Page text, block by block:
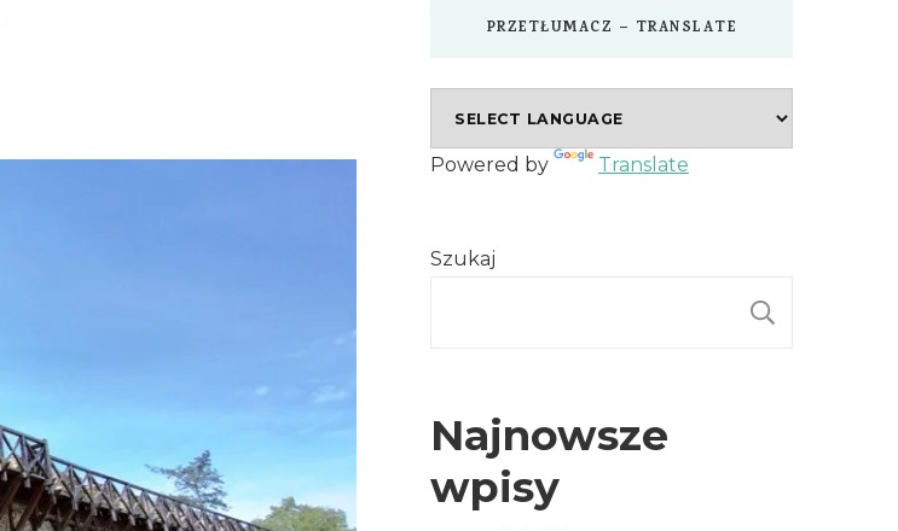
PRZETŁUMACZ – TRANSLATE
Powered by Translate
Szukaj
Najnowsze
wpisy